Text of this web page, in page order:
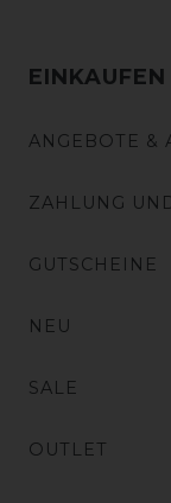
EINKAUFEN
ANGEBOTE &
ZAHLUNG
GUTSCHEINE
NEU
SALE
OUTLET